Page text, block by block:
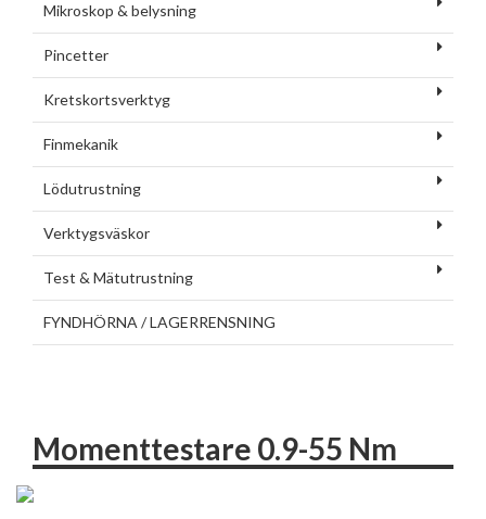
Mikroskop & belysning
Pincetter
Kretskortsverktyg
Finmekanik
Lödutrustning
Verktygsväskor
Test & Mätutrustning
FYNDHÖRNA / LAGERRENSNING
Momenttestare 0.9-55 Nm